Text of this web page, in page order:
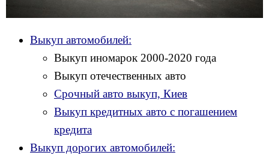
Выкуп автомобилей:
Выкуп иномарок 2000-2020 года
Выкуп отечественных авто
Срочный авто выкуп, Киев
Выкуп кредитных авто с погашением
кредита
Выкуп дорогих автомобилей: